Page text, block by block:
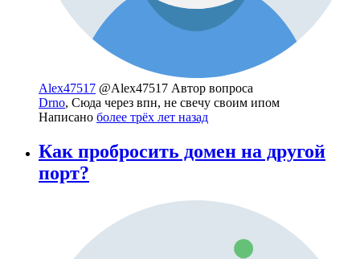
Alex47517 @Alex47517 Автор вопроса
Drno, Сюда через впн, не свечу своим ипом
Написано более трёх лет назад
Как пробросить домен на другой
порт?